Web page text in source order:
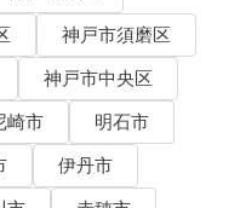
神戸市須磨区
神戸市中央区
崎市
明石市
伊丹市